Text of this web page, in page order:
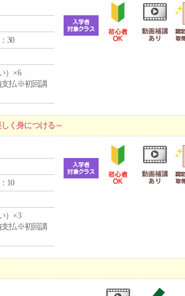
30
）×6
支払※初回講
く身につける～
10
）×3
支払※初回講